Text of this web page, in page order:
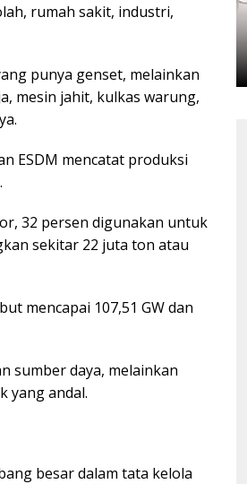
rumah sakit, industri,
punya genset, melainkan
mesin jahit, kulkas warung,
ESDM mencatat produksi
32 persen digunakan untuk
sekitar 22 juta ton atau
mencapai 107,51 GW dan
sumber daya, melainkan
yang andal.
besar dalam tata kelola